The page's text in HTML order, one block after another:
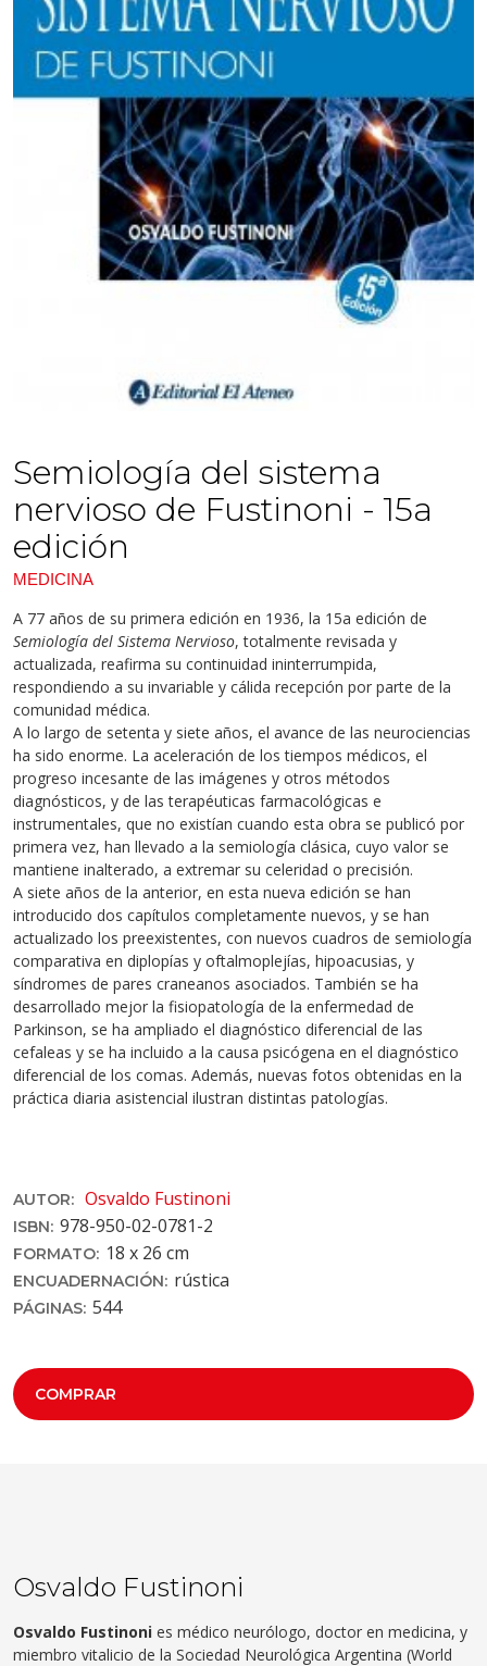
Semiología del sistema
nervioso de Fustinoni - 15a
edición
MEDICINA
A 77 años de su primera edición en 1936, la 15a edición de
Semiología del Sistema Nervioso, totalmente revisada y
actualizada, reafirma su continuidad ininterrumpida,
respondiendo a su invariable y cálida recepción por parte de la
comunidad médica.
A lo largo de setenta y siete años, el avance de las neurociencias
ha sido enorme. La aceleración de los tiempos médicos, el
progreso incesante de las imágenes y otros métodos
diagnósticos, y de las terapéuticas farmacológicas e
instrumentales, que no existían cuando esta obra se publicó por
primera vez, han llevado a la semiología clásica, cuyo valor se
mantiene inalterado, a extremar su celeridad o precisión.
A siete años de la anterior, en esta nueva edición se han
introducido dos capítulos completamente nuevos, y se han
actualizado los preexistentes, con nuevos cuadros de semiología
comparativa en diplopías y oftalmoplejías, hipoacusias, y
síndromes de pares craneanos asociados. También se ha
desarrollado mejor la fisiopatología de la enfermedad de
Parkinson, se ha ampliado el diagnóstico diferencial de las
cefaleas y se ha incluido a la causa psicógena en el diagnóstico
diferencial de los comas. Además, nuevas fotos obtenidas en la
práctica diaria asistencial ilustran distintas patologías.
AUTOR: Osvaldo Fustinoni
ISBN: 978-950-02-0781­-2
FORMATO: 18 x 26 cm
ENCUADERNACIÓN: rústica
PÁGINAS: 544
COMPRAR
Osvaldo Fustinoni
Osvaldo Fustinoni es médico neurólogo, doctor en medicina, y
miembro vitalicio de la Sociedad Neurológica Argentina (World